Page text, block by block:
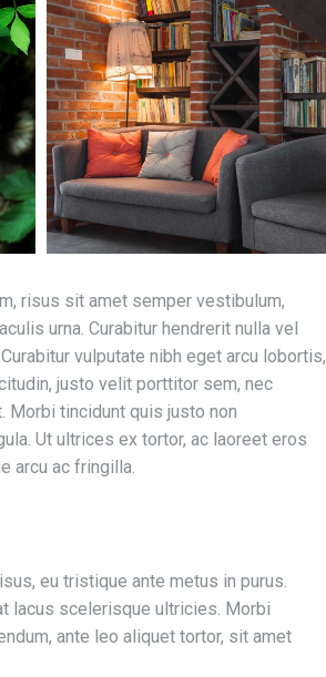
risus sit amet semper vestibulum,
urna. Curabitur hendrerit nulla vel
vulputate nibh eget arcu lobortis,
justo velit porttitor sem, nec
Morbi tincidunt quis justo non
Ut ultrices ex tortor, ac laoreet eros
arcu ac fringilla.
eu tristique ante metus in purus.
lacus scelerisque ultricies. Morbi
ante leo aliquet tortor, sit amet